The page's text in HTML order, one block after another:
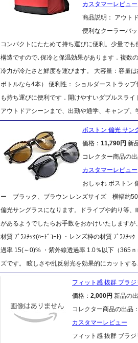
カスタマーレビュー
商品説明： アウト
便利なクーラーバ
コンパクトにたためて持ち運びに便利。少量で
構造ですので､保冷と保温効果があります．複数
冷力が冷たさと鮮度を運びます。 大容量：容量
ボトルなら4本） 便利性： ショルダーストラッ
も持ち運びに便利です．開けやすいダブルスラ
アウトドアシーンまで、出勤や通学、キャンプ、
ボストン 偏光 サン
価格： 11,790円 新
コレクター商品の出
カスタマーレビュー
おしゃれ ボストン
ー ブラック、ブラウン レンズサイズ 横幅約
偏光サングラスになります。ドライブや釣り等
があるようでしたらお手数をおかけいたします
材質 ﾌﾟﾗｽﾁｯｸ(ﾊｰﾄﾞｺｰﾄ) ・レンズ枠の材質 ﾌﾟﾗｽﾁ
過率 15(～0)% ・紫外線透過率 1.0％以下（365
ズです。 眩しさや乱反射光を効果的にカットす
フィット感 抜群 ブラ
価格： 2,000円 新品の
コレクター商品の出品：
カスタマーレビュー
フィット感 抜群 ブラ